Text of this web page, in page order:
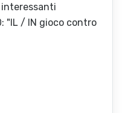
interessanti
"IL / IN gioco contro